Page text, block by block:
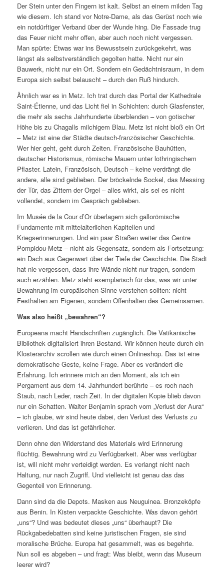
Der Stein unter den Fingern ist kalt. Selbst an einem milden Tag
wie diesem. Ich stand vor Notre-Dame, als das Gerüst noch wie
ein notdürftiger Verband über der Wunde hing. Die Fassade trug
das Feuer nicht mehr offen, aber auch noch nicht vergessen.
Man spürte: Etwas war ins Bewusstsein zurückgekehrt, was
längst als selbstverständlich gegolten hatte. Nicht nur ein
Bauwerk, nicht nur ein Ort. Sondern ein Gedächtnisraum, in dem
Europa sich selbst belauscht – durch den Ruß hindurch.
Ähnlich war es in Metz. Ich trat durch das Portal der Kathedrale
Saint-Étienne, und das Licht fiel in Schichten: durch Glasfenster,
die mehr als sechs Jahrhunderte überblenden – von gotischer
Höhe bis zu Chagalls milchigem Blau. Metz ist nicht bloß ein Ort
– Metz ist eine der Städte deutsch-französischer Geschichte.
Wer hier geht, geht durch Zeiten. Französische Bauhütten,
deutscher Historismus, römische Mauern unter lothringischem
Pflaster. Latein, Französisch, Deutsch – keine verdrängt die
andere, alle sind geblieben. Der bröckelnde Sockel, das Messing
der Tür, das Zittern der Orgel – alles wirkt, als sei es nicht
vollendet, sondern im Gespräch geblieben.
Im Musée de la Cour d’Or überlagern sich gallorömische
Fundamente mit mittelalterlichen Kapitellen und
Kriegserinnerungen. Und ein paar Straßen weiter das Centre
Pompidou-Metz – nicht als Gegensatz, sondern als Fortsetzung:
ein Dach aus Gegenwart über der Tiefe der Geschichte. Die Stadt
hat nie vergessen, dass ihre Wände nicht nur tragen, sondern
auch erzählen. Metz steht exemplarisch für das, was wir unter
Bewahrung im europäischen Sinne verstehen sollten: nicht
Festhalten am Eigenen, sondern Offenhalten des Gemeinsamen.
Was also heißt „bewahren“?
Europeana macht Handschriften zugänglich. Die Vatikanische
Bibliothek digitalisiert ihren Bestand. Wir können heute durch ein
Klosterarchiv scrollen wie durch einen Onlineshop. Das ist eine
demokratische Geste, keine Frage. Aber es verändert die
Erfahrung. Ich erinnere mich an den Moment, als ich ein
Pergament aus dem 14. Jahrhundert berührte – es roch nach
Staub, nach Leder, nach Zeit. In der digitalen Kopie blieb davon
nur ein Schatten. Walter Benjamin sprach vom „Verlust der Aura“
– ich glaube, wir sind heute dabei, den Verlust des Verlusts zu
verlieren. Und das ist gefährlicher.
Denn ohne den Widerstand des Materials wird Erinnerung
flüchtig. Bewahrung wird zu Verfügbarkeit. Aber was verfügbar
ist, will nicht mehr verteidigt werden. Es verlangt nicht nach
Haltung, nur nach Zugriff. Und vielleicht ist genau das das
Gegenteil von Erinnerung.
Dann sind da die Depots. Masken aus Neuguinea. Bronzeköpfe
aus Benin. In Kisten verpackte Geschichte. Was davon gehört
„uns“? Und was bedeutet dieses „uns“ überhaupt? Die
Rückgabedebatten sind keine juristischen Fragen, sie sind
moralische Brüche. Europa hat gesammelt, was es begehrte.
Nun soll es abgeben – und fragt: Was bleibt, wenn das Museum
leerer wird?